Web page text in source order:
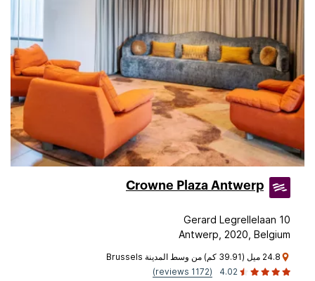
Crowne Plaza Antwerp
Gerard Legrellelaan 10
Antwerp, 2020, Belgium
24.8 ميل (39.91 كم) من وسط المدينة Brussels
4.02
(1172 reviews)